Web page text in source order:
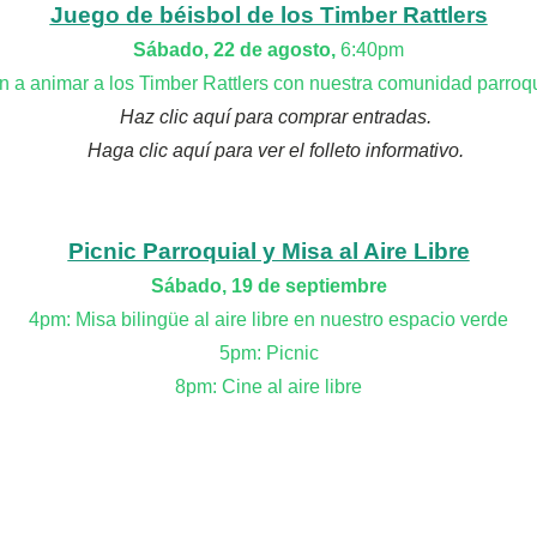
Juego de béisbol de los Timber Rattlers
Sábado, 22 de agosto, 6:40pm
a animar a los Timber Rattlers con nuestra comunidad
Haz clic aquí para comprar entradas.
Haga clic aquí para ver el folleto informativo.
Picnic Parroquial y Misa al Aire Libre
Sábado, 19 de septiembre
4pm: Misa bilingüe al aire libre en nuestro espacio verde
5pm: Picnic
8pm: Cine al aire libre